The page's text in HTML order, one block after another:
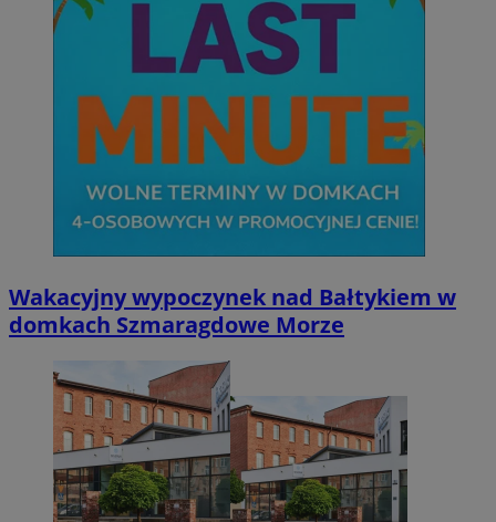
Wakacyjny wypoczynek nad Bałtykiem w
domkach Szmaragdowe Morze